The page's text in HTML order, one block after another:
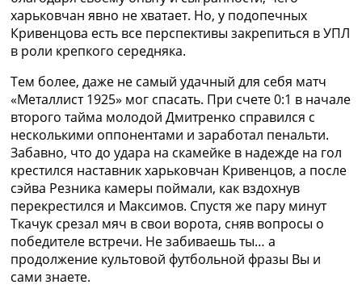
Правила
Коллективный прогноз
Турниры
Украина. Премьер-Лига
Украина. Первая Лига
Лига Чемпионов
Англия. Премьер Лига
Испания. Ла Лига
Другие Турниры >>>
Таблицы
Таблицы групп Чемпионата Мира
Украина. Премьер-Лига
Украина. Первая Лига
Лига Чемпионов. Таблицы групп
Англия. Премьер-Лига
харьковчан явно не хватает. Но, у подопечных
Кривенцова есть все перспективы закрепиться в УПЛ
в роли крепкого середняка.
Тем более, даже не самый удачный для себя матч
«Металлист 1925» мог спасать. При счете 0:1 в начале
второго тайма молодой Дмитренко справился с
несколькими оппонентами и заработал пенальти.
Забавно, что до удара на скамейке в надежде на гол
крестился наставник харьковчан Кривенцов, а после
сэйва Резника камеры поймали, как вздохнув
перекрестился и Максимов. Спустя же пару минут
Ткачук срезал мяч в свои ворота, сняв вопросы о
победителе встречи. Не забиваешь ты… а
продолжение культовой футбольной фразы Вы и
сами знаете.